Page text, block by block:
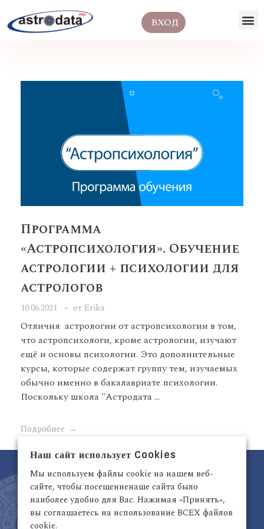
ВХОД
Программа
«Астропсихология». Обучение
астрологии + психологии для
астрологов
10.06.2021 от Erika
Отличия астрологии от астропсихологии в том,
что астропсихологи, кроме астрологии, изучают
ещё и основы психологии. Это дополнительные
курсы, которые содержат группу тем, изучаемых
обычно именно в бакалавриате психологии.
Поскольку школа "Астродата ...
Подробнее
Наш сайт использует Cookies
Мы используем файлы cookie на нашем веб-
сайте, чтобы посещениенаше сайта было
наиболее удобно для Вас. Нажимая «Принять»,
вы соглашаетесь на использование ВСЕХ файлов
cookie.